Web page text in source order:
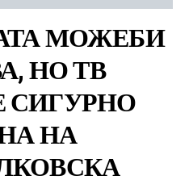
МОЖЕБИ
НО ТВ
СИГУРНО
НА